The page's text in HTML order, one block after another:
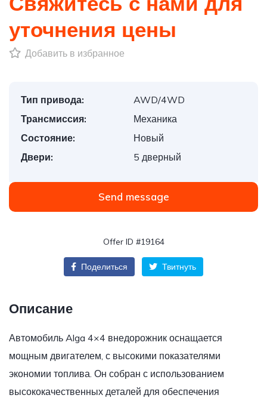
уточнения цены
Добавить в избранное
Тип привода:
AWD/4WD
Трансмиссия:
Механика
Состояние:
Новый
Двери:
5 дверный
Send message
Offer ID #19164
Поделиться Твитнуть
Описание
Автомобиль Alga 4×4 внедорожник оснащается
мощным двигателем, с высокими показателями
экономии топлива. Он собран с использованием
высококачественных деталей для обеспечения